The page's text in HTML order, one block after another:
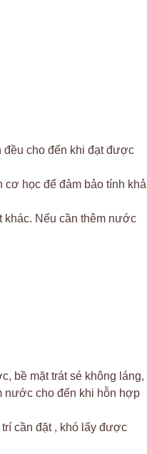
đều cho đến khi đạt được
cơ học để đảm bảo tính khả
khác. Nếu cần thêm nước
bề mặt trát sé không láng,
nước cho đến khi hỗn hợp
cần đặt , khó lấy được